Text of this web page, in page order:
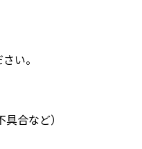
い。
合など）